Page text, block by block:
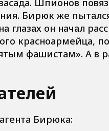
Бирюк же
глазах он начал
красноармейца,
фашистам». А в
Бирюка: